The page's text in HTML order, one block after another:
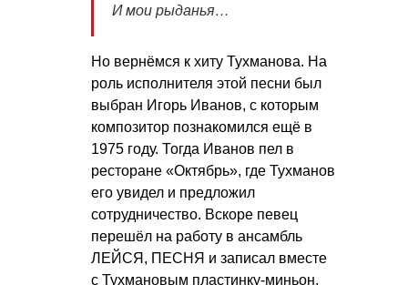
И мои рыданья…
Но вернёмся к хиту Тухманова. На
роль исполнителя этой песни был
выбран Игорь Иванов, с которым
композитор познакомился ещё в
1975 году. Тогда Иванов пел в
ресторане «Октябрь», где Тухманов
его увидел и предложил
сотрудничество. Вскоре певец
перешёл на работу в ансамбль
ЛЕЙСЯ, ПЕСНЯ и записал вместе
с Тухмановым пластинку-миньон,